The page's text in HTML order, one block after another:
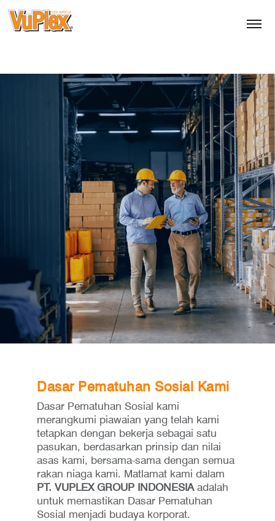
Dasar Pematuhan Sosial Kami
Dasar Pematuhan Sosial kami
merangkumi piawaian yang telah kami
tetapkan dengan bekerja sebagai satu
pasukan, berdasarkan prinsip dan nilai
asas kami, bersama-sama dengan semua
rakan niaga kami. Matlamat kami dalam
PT. VUPLEX GROUP INDONESIAadalah
untuk memastikan Dasar Pematuhan
Sosial menjadi budaya korporat.